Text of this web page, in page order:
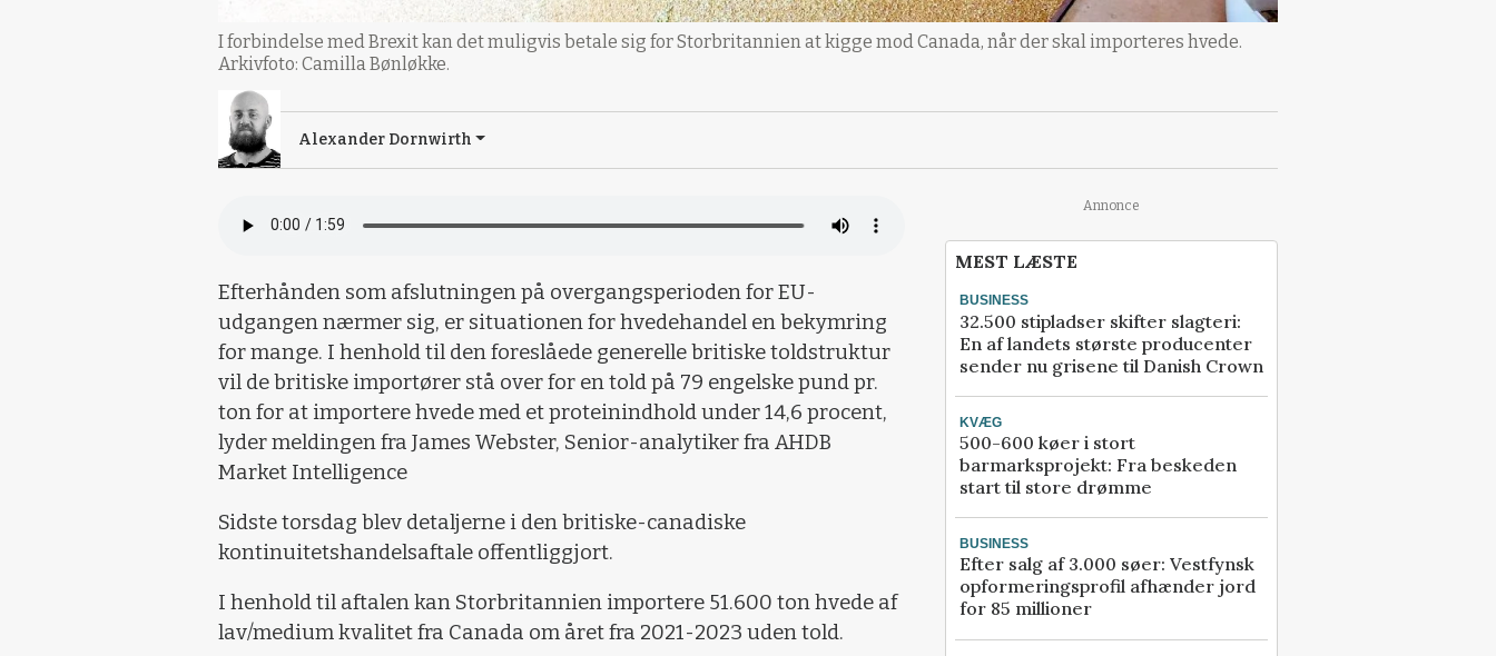
I forbindelse med Brexit kan det muligvis betale sig for Storbritannien at kigge mod Canada, når der skal importeres hvede.
Arkivfoto: Camilla Bønløkke.
Alexander Dornwirth
Efterhånden som afslutningen på overgangsperioden for EU-
udgangen nærmer sig, er situationen for hvedehandel en bekymring
for mange. I henhold til den foreslåede generelle britiske toldstruktur
vil de britiske importører stå over for en told på 79 engelske pund pr.
ton for at importere hvede med et proteinindhold under 14,6 procent,
lyder meldingen fra James Webster, Senior-analytiker fra AHDB
Market Intelligence
Sidste torsdag blev detaljerne i den britiske-canadiske
kontinuitetshandelsaftale offentliggjort.
I henhold til aftalen kan Storbritannien importere 51.600 ton hvede af
lav/medium kvalitet fra Canada om året fra 2021-2023 uden told.
Annonce
MEST LÆSTE
BUSINESS
32.500 stipladser skifter slagteri:
En af landets største producenter
sender nu grisene til Danish Crown
KVÆG
500-600 køer i stort
barmarksprojekt: Fra beskeden
start til store drømme
BUSINESS
Efter salg af 3.000 søer: Vestfynsk
opformeringsprofil afhænder jord
for 85 millioner